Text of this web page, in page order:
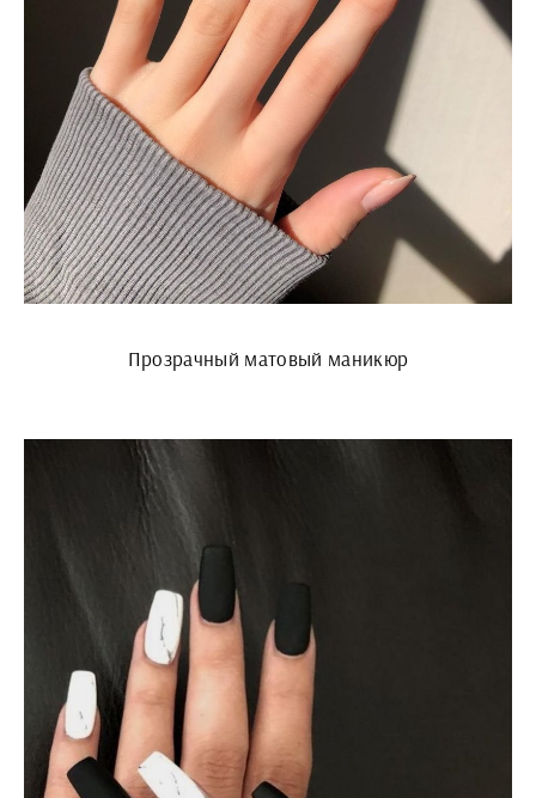
Прозрачный матовый маникюр